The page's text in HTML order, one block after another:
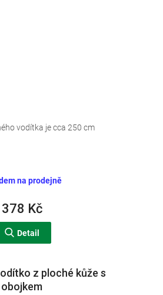
na prodejně
378 Kč
Detail
vodítka je cca 250 cm
z ploché kůže s
obojkem